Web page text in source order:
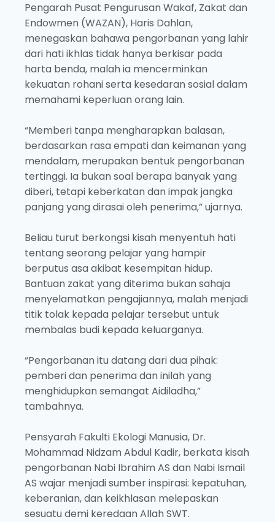
Pengarah Pusat Pengurusan Wakaf, Zakat dan
Endowmen (WAZAN), Haris Dahlan,
menegaskan bahawa pengorbanan yang lahir
dari hati ikhlas tidak hanya berkisar pada
harta benda, malah ia mencerminkan
kekuatan rohani serta kesedaran sosial dalam
memahami keperluan orang lain.
“Memberi tanpa mengharapkan balasan,
berdasarkan rasa empati dan keimanan yang
mendalam, merupakan bentuk pengorbanan
tertinggi. Ia bukan soal berapa banyak yang
diberi, tetapi keberkatan dan impak jangka
panjang yang dirasai oleh penerima,” ujarnya.
Beliau turut berkongsi kisah menyentuh hati
tentang seorang pelajar yang hampir
berputus asa akibat kesempitan hidup.
Bantuan zakat yang diterima bukan sahaja
menyelamatkan pengajiannya, malah menjadi
titik tolak kepada pelajar tersebut untuk
membalas budi kepada keluarganya.
“Pengorbanan itu datang dari dua pihak:
pemberi dan penerima dan inilah yang
menghidupkan semangat Aidiladha,”
tambahnya.
Pensyarah Fakulti Ekologi Manusia, Dr.
Mohammad Nidzam Abdul Kadir, berkata kisah
pengorbanan Nabi Ibrahim AS dan Nabi Ismail
AS wajar menjadi sumber inspirasi: kepatuhan,
keberanian, dan keikhlasan melepaskan
sesuatu demi keredaan Allah SWT.